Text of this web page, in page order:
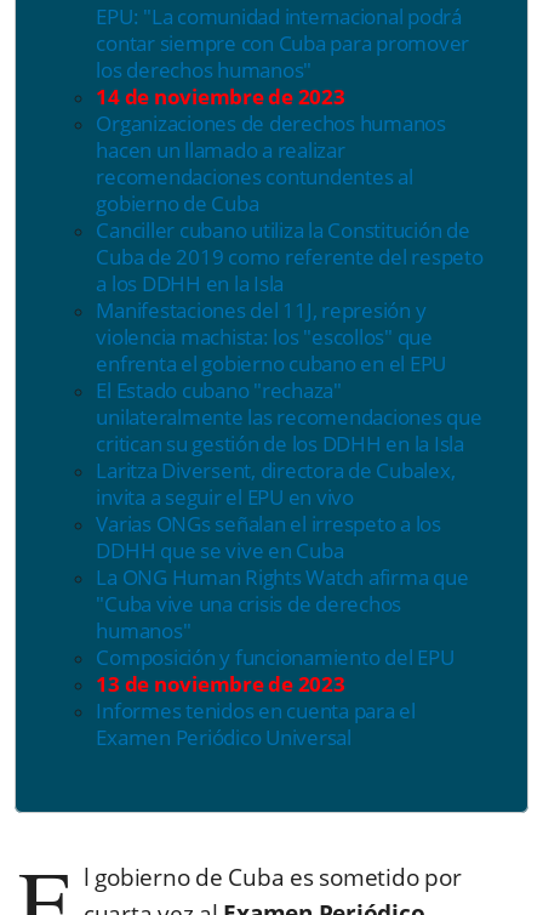
EPU: "La comunidad internacional podrá
contar siempre con Cuba para promover
los derechos humanos"
14 de noviembre de 2023
Organizaciones de derechos humanos
hacen un llamado a realizar
recomendaciones contundentes al
gobierno de Cuba
Canciller cubano utiliza la Constitución de
Cuba de 2019 como referente del respeto
a los DDHH en la Isla
Manifestaciones del 11J, represión y
violencia machista: los "escollos" que
enfrenta el gobierno cubano en el EPU
El Estado cubano "rechaza"
unilateralmente las recomendaciones que
critican su gestión de los DDHH en la Isla
Laritza Diversent, directora de Cubalex,
invita a seguir el EPU en vivo
Varias ONGs señalan el irrespeto a los
DDHH que se vive en Cuba
La ONG Human Rights Watch afirma que
"Cuba vive una crisis de derechos
humanos"
Composición y funcionamiento del EPU
13 de noviembre de 2023
Informes tenidos en cuenta para el
Examen Periódico Universal
l gobierno de Cuba es sometido por